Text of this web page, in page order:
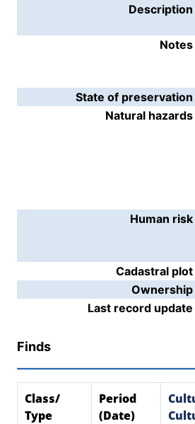
Description
Notes
State of preservation
Natural hazards
Human risk
Cadastral plot
Ownership
Last record update
Finds
Class/
Type
Period
(Date)